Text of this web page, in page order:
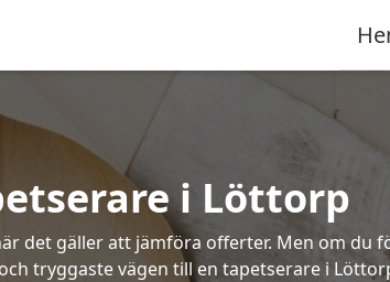
i Löttorp
det gäller att jämföra offerter. Men om
tryggaste vägen till en tapetserare i